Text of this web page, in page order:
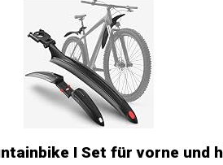
I Set für vorne und